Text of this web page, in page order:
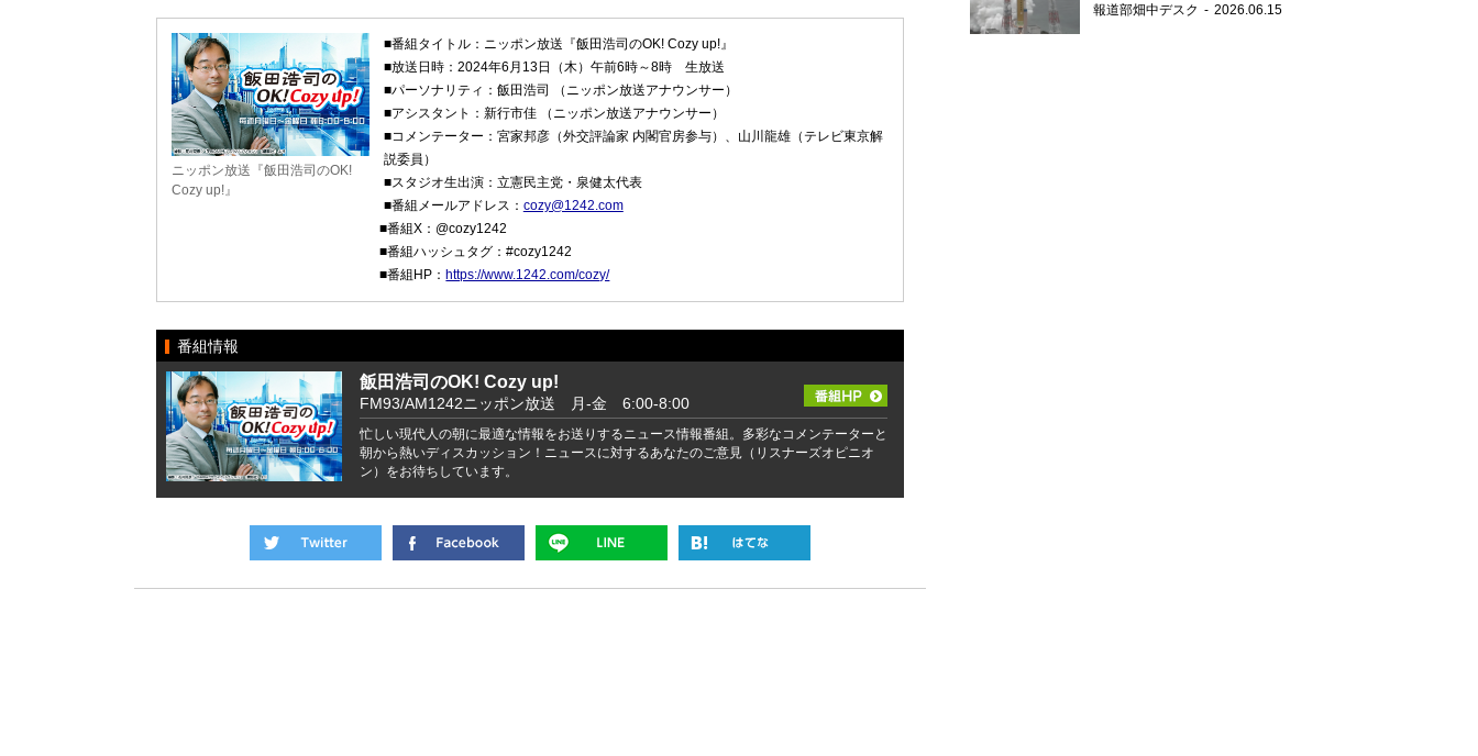
ニッポン放送『飯田浩司のOK!
Cozy up!』
■番組タイトル：ニッポン放送『飯田浩司のOK! Cozy up!』
■放送日時：2024年6月13日（木）午前6時～8時 生放送
■パーソナリティ：飯田浩司 （ニッポン放送アナウンサー）
■アシスタント：新行市佳 （ニッポン放送アナウンサー）
■コメンテーター：宮家邦彦（外交評論家 内閣官房参与）、山川龍雄（テレビ東京解
説委員）
■スタジオ生出演：立憲民主党・泉健太代表
■番組メールアドレス： cozy@1242.com
■番組X：@cozy1242
■番組ハッシュタグ：#cozy1242
■番組HP：https://www.1242.com/cozy/
番組情報
飯田浩司のOK! Cozy up!
FM93/AM1242ニッポン放送 月-金 6:00-8:00
忙しい現代人の朝に最適な情報をお送りするニュース情報番組。多彩なコメンテーターと
朝から熱いディスカッション！ニュースに対するあなたのご意見（リスナーズオピニオ
ン）をお待ちしています。
報道部畑中デスク 2026.06.15